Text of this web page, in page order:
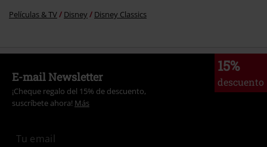
Películas & TV Disney Disney Classics
15%
descuento
E-mail Newsletter
¡Cheque regalo del 15% de descuento,
suscríbete ahora! Más